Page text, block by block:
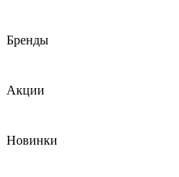
Бренды
Акции
Новинки